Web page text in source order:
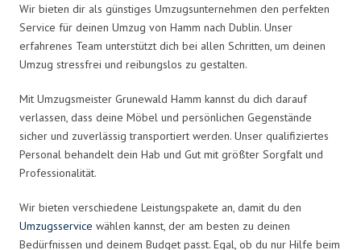
Wir bieten dir als günstiges Umzugsunternehmen den perfekten
Service für deinen Umzug von Hamm nach Dublin. Unser
erfahrenes Team unterstützt dich bei allen Schritten, um deinen
Umzug stressfrei und reibungslos zu gestalten.
Mit Umzugsmeister Grunewald Hamm kannst du dich darauf
verlassen, dass deine Möbel und persönlichen Gegenstände
sicher und zuverlässig transportiert werden. Unser qualifiziertes
Personal behandelt dein Hab und Gut mit größter Sorgfalt und
Professionalität.
Wir bieten verschiedene Leistungspakete an, damit du den
Umzugsservice wählen kannst, der am besten zu deinen
Bedürfnissen und deinem Budget passt. Egal, ob du nur Hilfe beim